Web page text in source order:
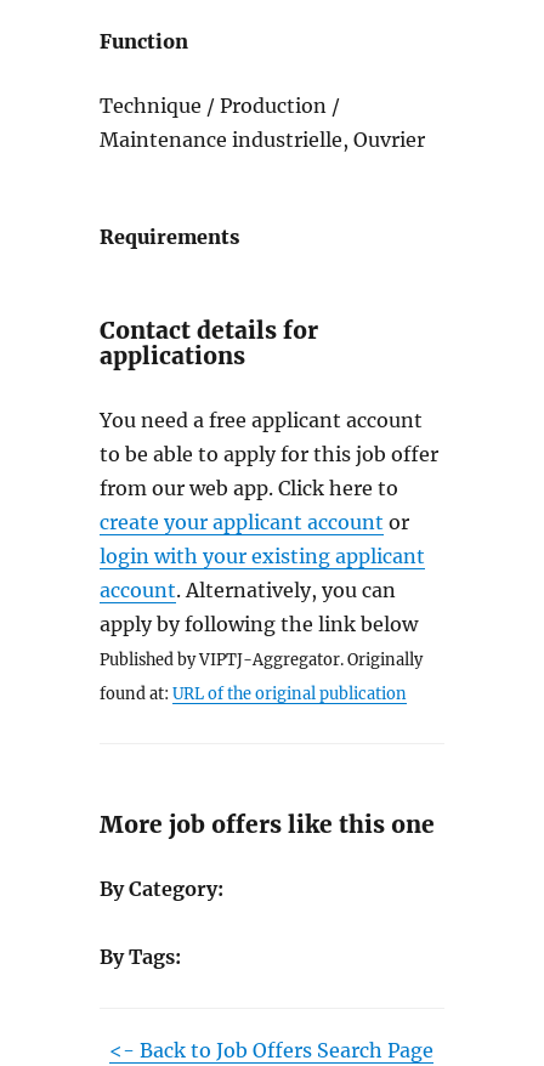
Function
Technique / Production /
Maintenance industrielle, Ouvrier
Requirements
Contact details for
applications
You need a free applicant account
to be able to apply for this job offer
from our web app. Click here to
create your applicant account or
login with your existing applicant
account. Alternatively, you can
apply by following the link below
Published by VIPTJ-Aggregator. Originally
found at:URL of the original publication
More job offers like this one
By Category:
By Tags:
<- Back to Job Offers Search Page